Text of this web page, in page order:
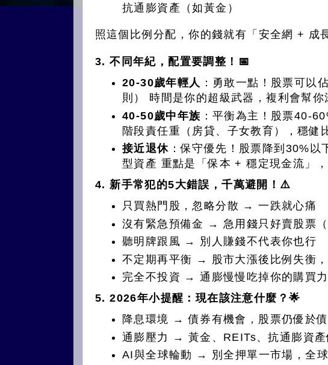
抗通膨資產（如黃金）
照這個比例分配，你的錢就有「安全網 + 成
3. 不同年紀，配置要調整！📅
20-30歲年輕人 ：勇敢一點！股票可以
則） 時間是你的超級武器，複利會幫你
40-50歲中年族 ：平衡為主！股票40-
階段責任重（房貸、子女教育），穩健
接近退休 ：保守優先！股票降到30%
型資產 重點是「保本 + 穩定現金流」
4. 新手常犯的5大錯誤，千萬避開！⚠️
只買熱門股，忽略分散 → 一跌就心痛
沒有緊急預備金 → 急用錢只好賣股票（
聽明牌跟風 → 別人賺錢不代表你也行
不定期再平衡 → 股市大漲後比例失衡
完全不投資 → 通膨慢慢吃掉你的購買力
5. 2026年小提醒：現在該注意什麼？🌟
降息環境 → 債券有機會，股票仍優於債
通膨壓力 → 黃金、REITs、抗通膨資產
AI與全球輪動 → 別全押單一市場，全